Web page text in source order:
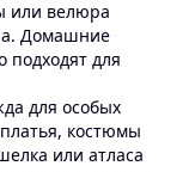
или велюра
Домашние
подходят для
для особых
костюмы
или атласа